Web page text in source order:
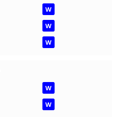
W
W
W
W
W